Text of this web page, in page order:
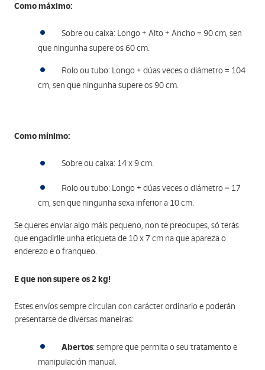
Como máximo:
Sobre ou caixa: Longo + Alto + Ancho = 90 cm, sen
que ningunha supere os 60 cm.
Rolo ou tubo: Longo + dúas veces o diámetro = 104
cm, sen que ningunha supere os 90 cm.
Como mínimo:
Sobre ou caixa: 14 x 9 cm.
Rolo ou tubo: Longo + dúas veces o diámetro = 17
cm, sen que ningunha sexa inferior a 10 cm.
Se queres enviar algo máis pequeno, non te preocupes, só terás
que engadirlle unha etiqueta de 10 x 7 cm na que apareza o
enderezo e o franqueo.
E que non supere os 2 kg!
Estes envíos sempre circulan con carácter ordinario e poderán
presentarse de diversas maneiras:
Abertos: sempre que permita o seu tratamento e
manipulación manual.